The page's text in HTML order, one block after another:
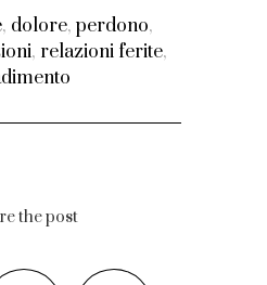
, dolore, perdono,
, relazioni ferite,
the post